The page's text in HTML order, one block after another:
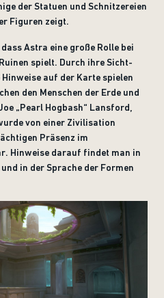
der Statuen und Schnitzereien
Figuren zeigt.
Astra eine große Rolle bei
spielt. Durch ihre Sicht-
auf der Karte spielen
den Menschen der Erde und
„Pearl Hogbash“ Lansford,
von einer Zivilisation
Präsenz im
Hinweise darauf findet man in
in der Sprache der Formen